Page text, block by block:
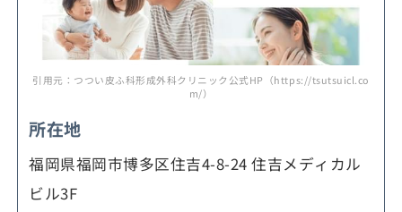
引用元：つつい皮ふ科形成外科クリニック公式HP（https://tsutsuicl.co
m/）
所在地
福岡県福岡市博多区住吉4-8-24 住吉メディカル
ビル3F